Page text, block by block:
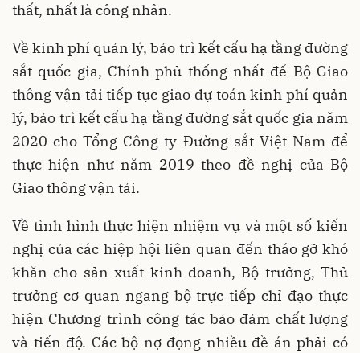
thất, nhất là công nhân.
Về kinh phí quản lý, bảo trì kết cấu hạ tầng đường
sắt quốc gia, Chính phủ thống nhất để Bộ Giao
thông vận tải tiếp tục giao dự toán kinh phí quản
lý, bảo trì kết cấu hạ tầng đường sắt quốc gia năm
2020 cho Tổng Công ty Đường sắt Việt Nam để
thực hiện như năm 2019 theo đề nghị của Bộ
Giao thông vận tải.
Về tình hình thực hiện nhiệm vụ và một số kiến
nghị của các hiệp hội liên quan đến tháo gỡ khó
khăn cho sản xuất kinh doanh, Bộ trưởng, Thủ
trưởng cơ quan ngang bộ trực tiếp chỉ đạo thực
hiện Chương trình công tác bảo đảm chất lượng
và tiến độ. Các bộ nợ đọng nhiều đề án phải có